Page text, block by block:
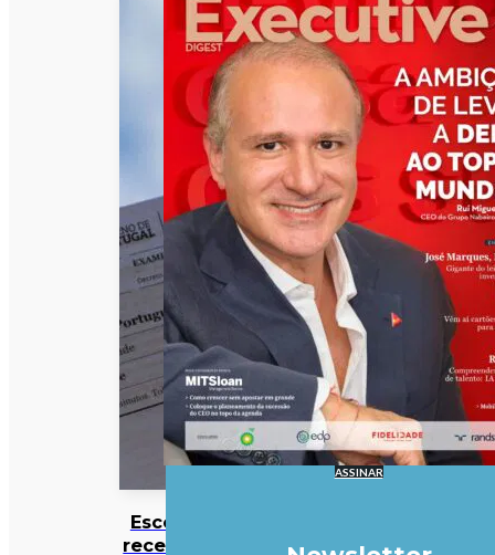
Escolas
recebem
ASSINAR